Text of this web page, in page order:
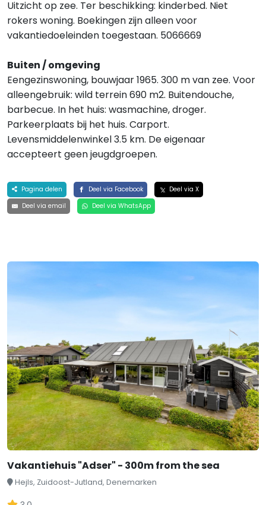
Uitzicht op zee. Ter beschikking: kinderbed. Niet
rokers woning. Boekingen zijn alleen voor
vakantiedoeleinden toegestaan. 5066669
Buiten / omgeving
Eengezinswoning, bouwjaar 1965. 300 m van zee. Voor
alleengebruik: wild terrein 690 m2. Buitendouche,
barbecue. In het huis: wasmachine, droger.
Parkeerplaats bij het huis. Carport.
Levensmiddelenwinkel 3.5 km. De eigenaar
accepteert geen jeugdgroepen.
Pagina delen Deel via Facebook
Deel via X
Deel via email
Deel via WhatsApp
Vakantiehuis "Adser" - 300m from the sea
Hejls, Zuidoost-Jutland, Denemarken